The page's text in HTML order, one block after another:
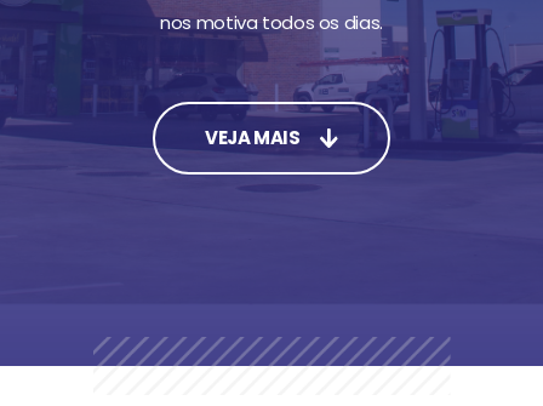
nos motiva todos os dias.
VEJA MAIS